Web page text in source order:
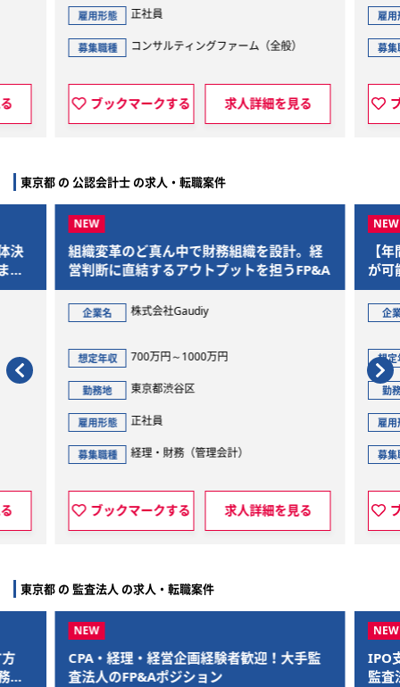
ングファーム（全般）
求人詳細を見る
募集職種 コンサルティングファーム（全
ブックマークする 求人詳細
東京都 の 公認会計士 の求人・転職案件
組織変革のど真ん中で財務組織を設計。経
営判断に直結するアウトプットを担うFP&A
株式会社Gaudiy
想定年収 700万円～1000万円
東京都渋谷区
正社員
経理・財務（管理会計）
ブックマークする 求人詳細を見る
【年間休日
が可能。ワー
ら、M&Aを
ジェクトに非
500
東
正
コ
ブックマ
東京都 の 監査法人 の求人・転職案件
・経理・経営企画経験者歓迎！大手監
人のFP&Aポジション
IPO支援をやりた